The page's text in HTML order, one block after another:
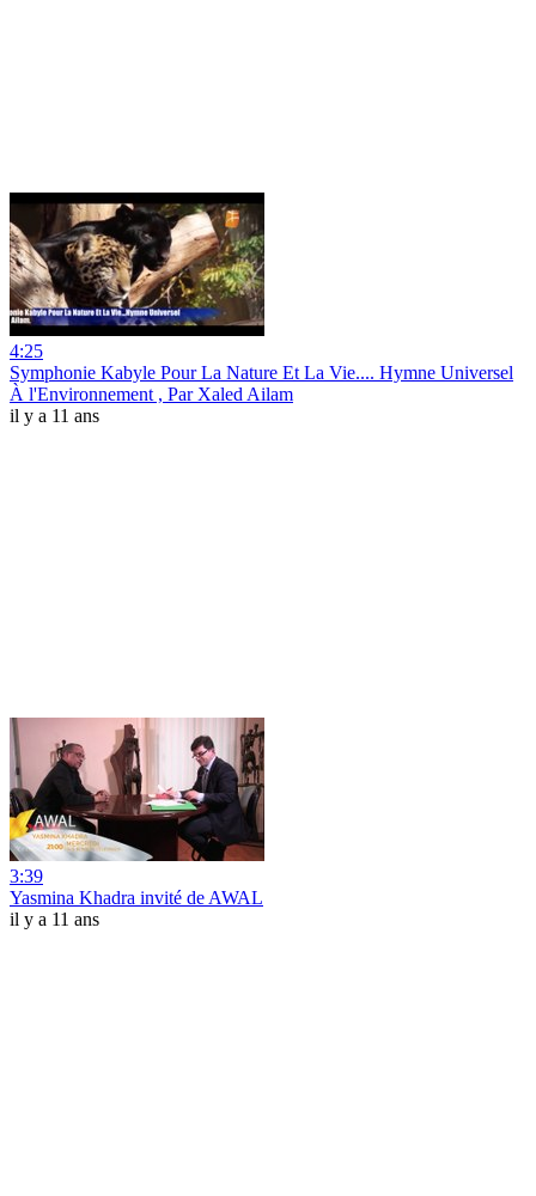
4:25
Symphonie Kabyle Pour La Nature Et La Vie.... Hymne Universel
À l'Environnement , Par Xaled Ailam
il y a 11 ans
3:39
Yasmina Khadra invité de AWAL
il y a 11 ans